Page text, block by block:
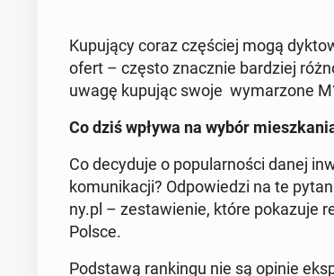
Ku­pu­ją­cy coraz czę­ściej mogą
ofert – często znacz­nie bar­dziej
uwagę kupując swoje wy­ma­rzo­ne
Co dziś wpływa na wybór
Co de­cy­du­je o po­pu­lar­no­ści danej
ko­mu­ni­ka­cji? Od­po­wie­dzi na te
ny.pl – ze­sta­wie­nie, które po­ka­zu­je
Polsce.
Pod­sta­wą ran­kin­gu nie są opinie